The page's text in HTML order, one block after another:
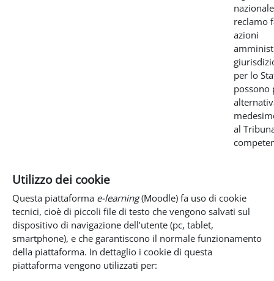
reclamo
azioni
per lo
possono
al
Utilizzo dei cookie
Questa piattaforma e-learning(Moodle) fa uso di cookie
tecnici, cioè di piccoli file di testo che vengono salvati sul
dispositivo di navigazione dell’utente (pc, tablet,
smartphone), e che garantiscono il normale funzionamento
della piattaforma. In dettaglio i cookie di questa
piattaforma vengono utilizzati per: